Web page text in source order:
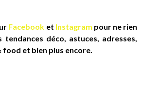
Facebook et Instagram pour ne rien
déco, astuces, adresses,
food et bien plus encore.